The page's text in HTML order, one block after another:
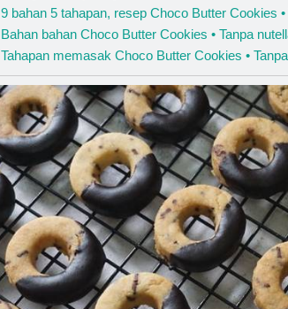
9 bahan 5 tahapan, resep Choco Butter Cookies •
Bahan bahan Choco Butter Cookies • Tanpa
Tahapan memasak Choco Butter Cookies •